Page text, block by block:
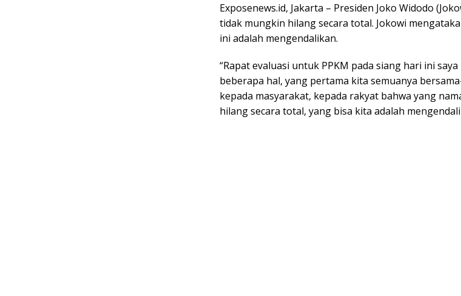
Exposenews.id, Jakarta – Presiden Joko Widodo
tidak mungkin hilang secara total. Jokowi
ini adalah mengendalikan.
“Rapat evaluasi untuk PPKM pada siang hari ini
beberapa hal, yang pertama kita semuanya
kepada masyarakat, kepada rakyat bahwa yang
hilang secara total, yang bisa kita adalah